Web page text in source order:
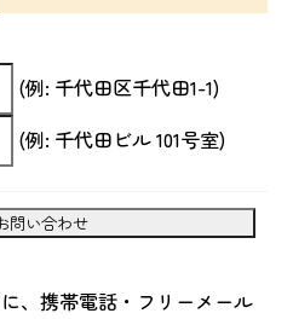
(例: 千代田区千代田1-1)
(例: 千代田ビル 101号室)
問い合わせ
、携帯電話・フリーメール